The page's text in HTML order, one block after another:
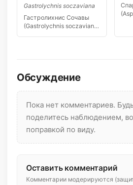
Gastrolychnis soczaviana
Гастролихнис Сочавы
(Gastrolychnis soczaviana)
Обсуждение
Пока нет комментариев.
поделитесь наблюдением,
поправкой по виду.
Оставить комментарий
Комментарии модерируются